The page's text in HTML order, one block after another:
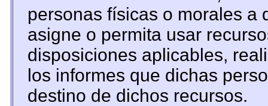
personas físicas o morales a
asigne o permita usar
disposiciones aplicables,
los informes que dichas
destino de dichos recursos.